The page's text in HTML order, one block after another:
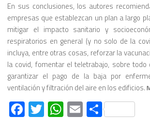
En sus conclusiones, los autores
empresas que establezcan un plan a largo
mitigar el impacto sanitario y
respiratorios en general (y no solo de la
incluya, entre otras cosas, reforzar la
la covid, fomentar el teletrabajo, sobre todo
garantizar el pago de la baja por
ventilación y filtración del aire en los edificios.
Facebook
Twitter
WhatsApp
Email